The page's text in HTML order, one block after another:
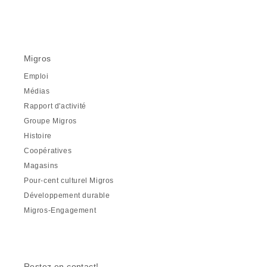
Migros
Emploi
Médias
Rapport d'activité
Groupe Migros
Histoire
Coopératives
Magasins
Pour-cent culturel Migros
Développement durable
Migros-Engagement